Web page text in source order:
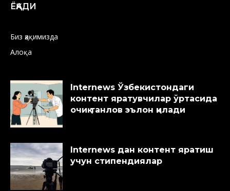
ЁҚАДИ
Биз ҳақимизда
Алоқа
Internews Ўзбекистондаги
контент яратувчилар ўртасида
очиқ танлов эълон қилади
Internews дан контент яратиш
учун стипендиялар